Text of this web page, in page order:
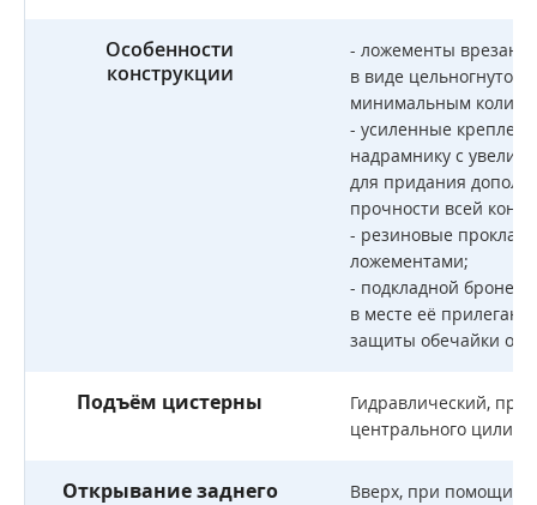
Особенности
конструкции
- ложементы
в виде цельногнутой
минимальным
- усиленные
надрамнику с
для придания
прочности всей
- резиновые
ложементами;
- подкладной
в месте её
защиты обечайки от
Подъём цистерны
Гидравлический,
центрального
Открывание заднего
Вверх, при помощи